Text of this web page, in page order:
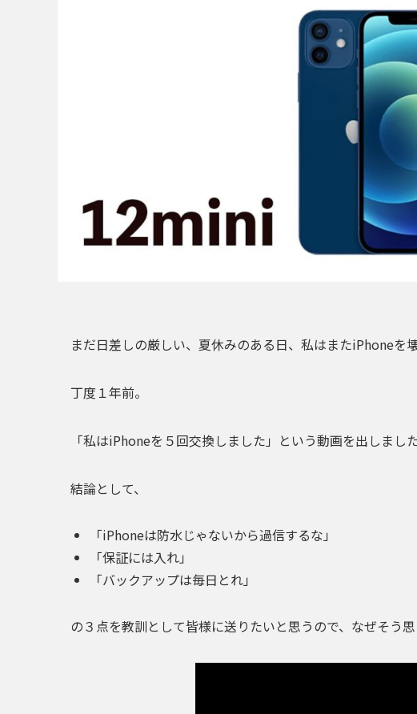
まだ日差しの厳しい、夏休みのある日、 私はまたiPhoneを
丁度１年前。
「私はiPhoneを５回交換しました」 という動画を出しました
結論として、
「iPhoneは防水じゃないから過信するな」
「保証には入れ」
「バックアップは毎日とれ」
の３点を教訓として皆様に送りたいと思うので、なぜそう